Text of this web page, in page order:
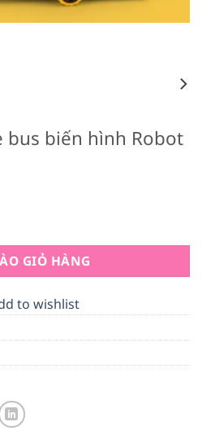
biến hình Robot
hình Robot có nhạc và đèn số
GIỎ HÀNG
to wishlist